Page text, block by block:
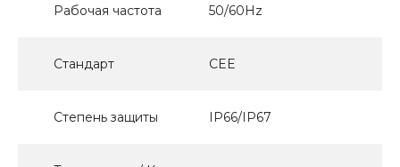
Рабочая частота 50/60Hz
Стандарт CEE
Степень защиты IP66/IP67